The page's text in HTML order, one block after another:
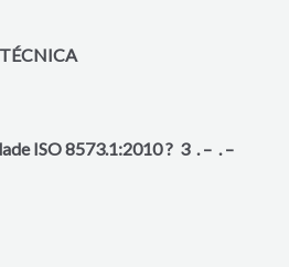
ISO 8573.1:2010? 3 . – . –